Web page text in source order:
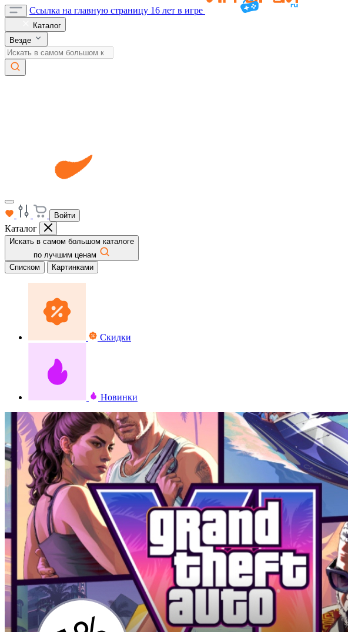
Ссылка на главную страницу 16 лет в игре
Каталог
Везде
Войти
Каталог
Искать в самом большом каталоге
по лучшим ценам
Списком
Картинками
Скидки
Новинки